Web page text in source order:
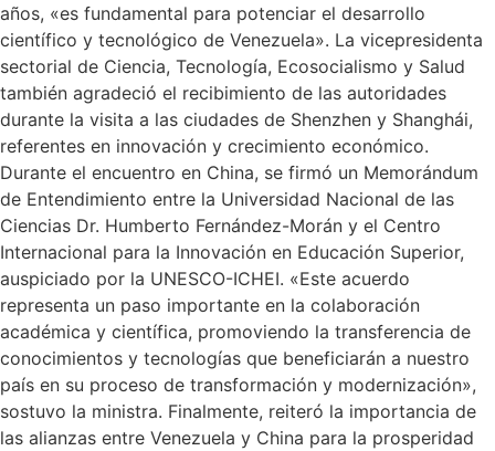
años, «es fundamental para potenciar el desarrollo
científico y tecnológico de Venezuela». La vicepresidenta
sectorial de Ciencia, Tecnología, Ecosocialismo y Salud
también agradeció el recibimiento de las autoridades
durante la visita a las ciudades de Shenzhen y Shanghái,
referentes en innovación y crecimiento económico.
Durante el encuentro en China, se firmó un Memorándum
de Entendimiento entre la Universidad Nacional de las
Ciencias Dr. Humberto Fernández-Morán y el Centro
Internacional para la Innovación en Educación Superior,
auspiciado por la UNESCO-ICHEI. «Este acuerdo
representa un paso importante en la colaboración
académica y científica, promoviendo la transferencia de
conocimientos y tecnologías que beneficiarán a nuestro
país en su proceso de transformación y modernización»,
sostuvo la ministra. Finalmente, reiteró la importancia de
las alianzas entre Venezuela y China para la prosperidad